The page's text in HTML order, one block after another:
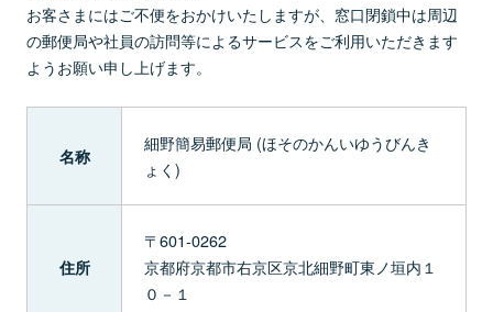
お客さまにはご不便をおかけいたしますが、窓口閉鎖中は周辺
の郵便局や社員の訪問等によるサービスをご利用いただきます
ようお願い申し上げます。
名称
細野簡易郵便局 (ほそのかんいゆうびんき
ょく)
住所
〒601-0262
京都府京都市右京区京北細野町東ノ垣内１
０－１